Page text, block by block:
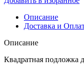
Описание
Доставка и
Описание
Квадратная подложка